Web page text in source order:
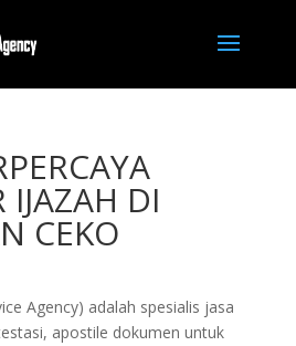
IJAZAH DI
CEKO
Agency) adalah spesialis jasa
apostile dokumen untuk